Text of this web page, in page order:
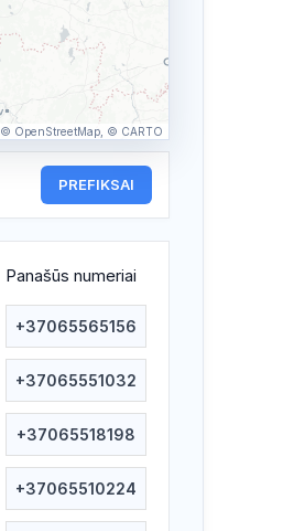
© OpenStreetMap, © CARTO
PREFIKSAI
Panašūs numeriai
+37065565156
+37065551032
+37065518198
+37065510224